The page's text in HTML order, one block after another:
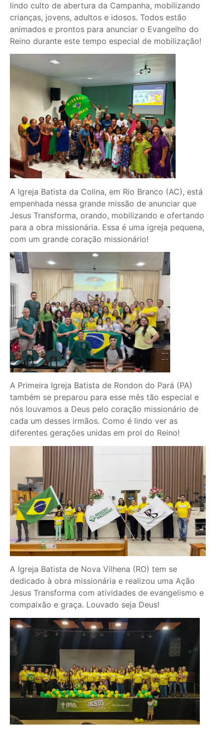
lindo culto de abertura da Campanha, mobilizando
crianças, jovens, adultos e idosos. Todos estão
animados e prontos para anunciar o Evangelho do
Reino durante este tempo especial de mobilização!
A Igreja Batista da Colina, em Rio Branco (AC), está
empenhada nessa grande missão de anunciar que
Jesus Transforma, orando, mobilizando e ofertando
para a obra missionária. Essa é uma igreja pequena,
com um grande coração missionário!
A Primeira Igreja Batista de Rondon do Pará (PA)
também se preparou para esse mês tão especial e
nós louvamos a Deus pelo coração missionário de
cada um desses irmãos. Como é lindo ver as
diferentes gerações unidas em prol do Reino!
A Igreja Batista de Nova Vilhena (RO) tem se
dedicado à obra missionária e realizou uma Ação
Jesus Transforma com atividades de evangelismo e
compaixão e graça. Louvado seja Deus!